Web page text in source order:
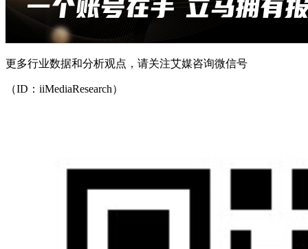
更多行业数据和分析观点，请关注艾媒咨询微信号
（ID：iiMediaResearch）